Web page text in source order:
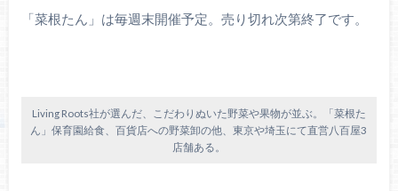
「菜根たん」は毎週末開催予定。売り切れ次第終了です。
Living Roots社が選んだ、こだわりぬいた野菜や果物が並ぶ。「菜根た
ん」保育園給食、百貨店への野菜卸の他、東京や埼玉にて直営八百屋3
店舗ある。